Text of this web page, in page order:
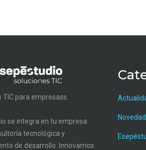
TIC para empresass.
se integra en tu empresa
tecnológica y
de desarrollo. Innovamos